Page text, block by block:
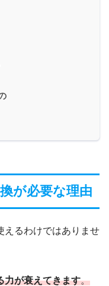
が必要な理由
えるわけではありませ
力が衰えてきます。